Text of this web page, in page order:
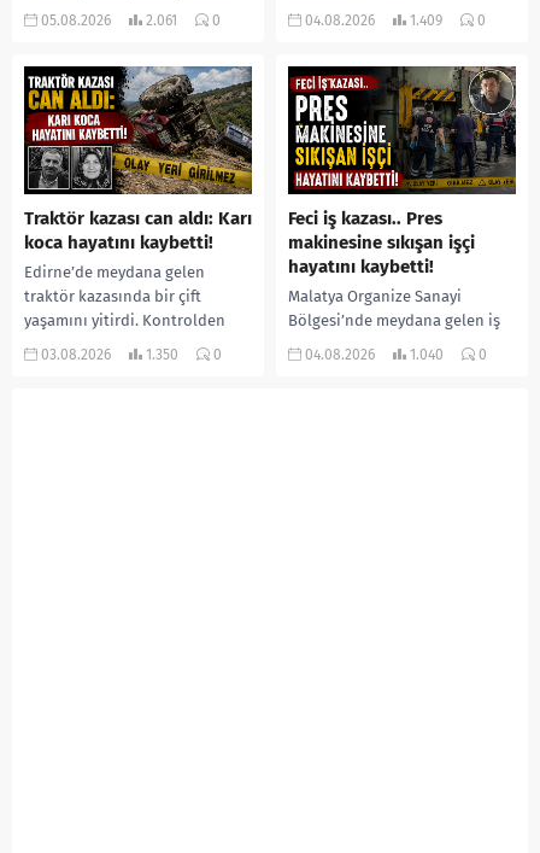
bir kişiyi, arkadaşının eşiyle
kadın kıyafetleri giydirdiği,
özür videosu çektirip...
05.08.2026 2.061 0
ilişkilendirilen siklospora
salgında vaka sayısının 20 bini
aştığı belirtilirken, sağlık...
04.08.2026 1.409 0
Traktör kazası can aldı: Karı
koca hayatını kaybetti!
Edirne’de meydana gelen
traktör kazasında bir çift
yaşamını yitirdi. Kontrolden
çıkarak devrilen traktörün
03.08.2026 1.350 0
Feci iş kazası.. Pres
makinesine sıkışan işçi
hayatını kaybetti!
Malatya Organize Sanayi
Bölgesi’nde meydana gelen iş
kazasında, pres makinesine
04.08.2026 1.040 0